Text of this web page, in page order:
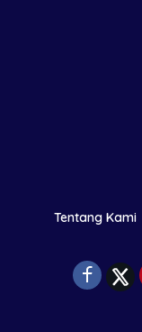
Tentang Kami